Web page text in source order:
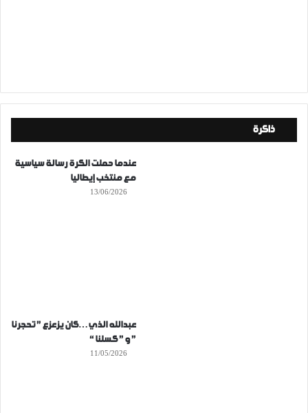
ذاكرة
عندما حملت الكرة رسالة سياسية
مع منتخب إيطاليا
13/06/2026
عبدالله الذي…كان يزعزع ” تحجرنا
” و ” كسلنا “
11/05/2026